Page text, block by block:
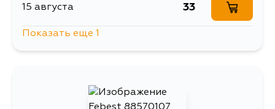
15 августа 33
Показать еще 1